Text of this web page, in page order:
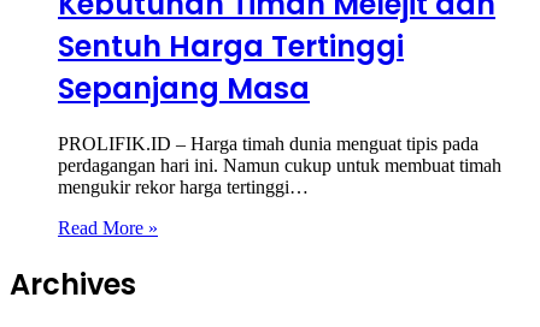
Sentuh Harga Tertinggi
Sepanjang Masa
PROLIFIK.ID – Harga timah dunia menguat tipis pada
perdagangan hari ini. Namun cukup untuk membuat timah
mengukir rekor harga tertinggi…
Read More »
Archives